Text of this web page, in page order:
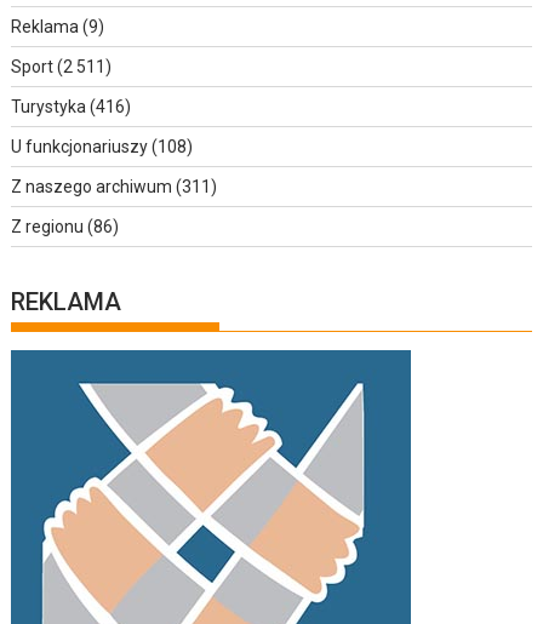
Reklama (9)
Sport(2 511)
Turystyka (416)
U funkcjonariuszy(108)
Z naszego archiwum (311)
Z regionu (86)
REKLAMA